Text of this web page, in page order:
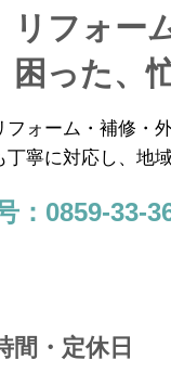
リフォー
困った、
フォーム・補修・
丁寧に対応し、地
：0859-33-
間・定休日